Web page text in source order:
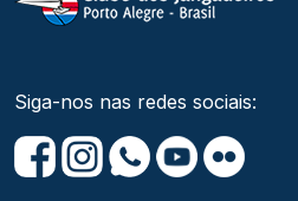
Siga-nos nas redes sociais: